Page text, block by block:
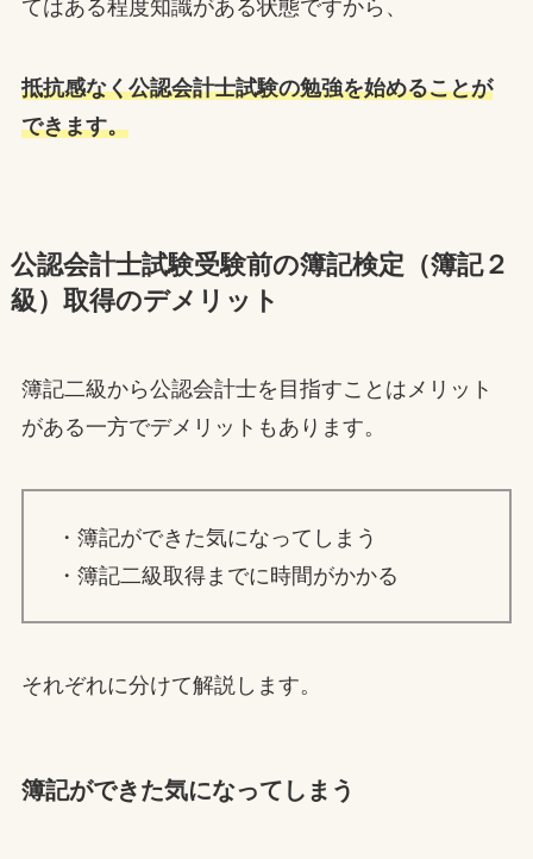
てはある程度知識がある状態ですから、
抵抗感なく公認会計士試験の勉強を始めることが
できます。
公認会計士試験受験前の簿記検定（簿記２
級）取得のデメリット
簿記二級から公認会計士を目指すことはメリット
がある一方でデメリットもあります。
・簿記ができた気になってしまう
・簿記二級取得までに時間がかかる
それぞれに分けて解説します。
簿記ができた気になってしまう